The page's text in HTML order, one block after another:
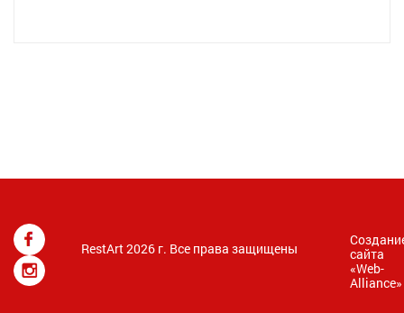
RestArt 2026 г. Все права защищены
сайта
«Web-
Alliance»